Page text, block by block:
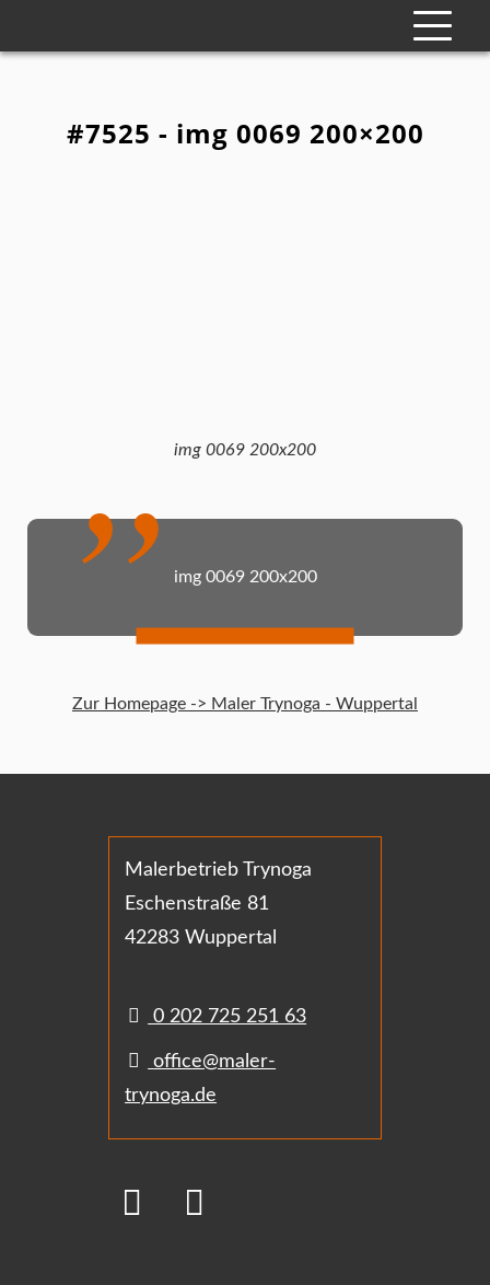
#7525 - img 0069 200×200
img 0069 200x200
img 0069 200x200
Zur Homepage -> Maler Trynoga - Wuppertal
Malerbetrieb Trynoga
Eschenstraße 81
42283 Wuppertal
0 202 725 251 63
office@maler-
trynoga.de